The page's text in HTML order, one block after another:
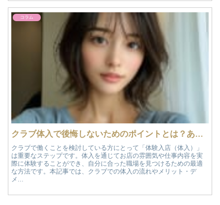
コラム
クラブ体入で後悔しないためのポイントとは？あなたに合ったお店を見つける方法！
クラブで働くことを検討している方にとって「体験入店（体入）」
は重要なステップです。体入を通じてお店の雰囲気や仕事内容を実
際に体験することができ、自分に合った職場を見つけるための最適
な方法です。本記事では、クラブでの体入の流れやメリット・デ
メ...